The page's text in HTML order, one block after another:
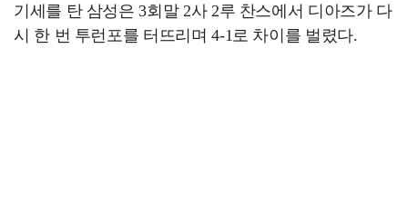
기세를 탄 삼성은 3회말 2사 2루 찬스에서 디아즈가 다
시 한 번 투런포를 터뜨리며 4-1로 차이를 벌렸다.